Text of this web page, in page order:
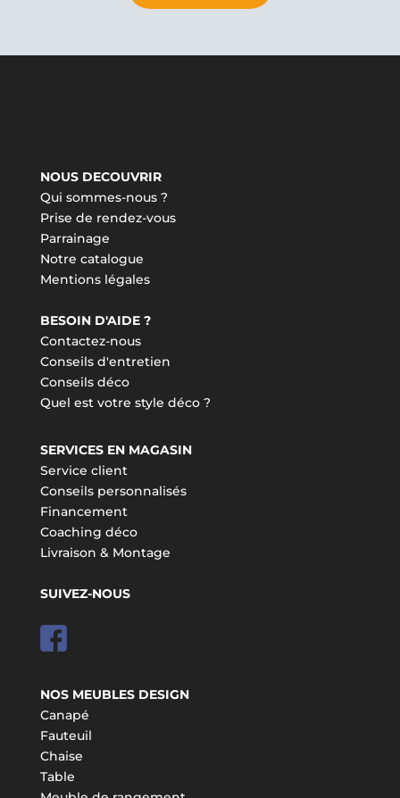
NOUS DECOUVRIR
Qui sommes-nous ?
Prise de rendez-vous
Parrainage
Notre catalogue
Mentions légales
BESOIN D'AIDE ?
Contactez-nous
Conseils d'entretien
Conseils déco
Quel est votre style déco ?
SERVICES EN MAGASIN
Service client
Conseils personnalisés
Financement
Coaching déco
Livraison & Montage
SUIVEZ-NOUS
NOS MEUBLES DESIGN
Canapé
Fauteuil
Chaise
Table